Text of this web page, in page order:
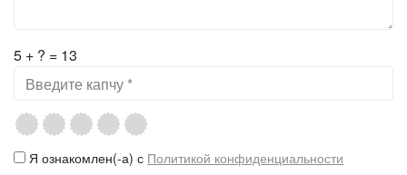
5 + ? = 13
Я ознакомлен(-а) с Политикой конфиденциальности